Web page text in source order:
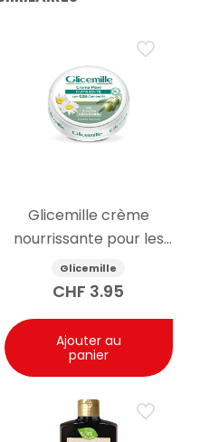
Glicemille crème
nourrissante pour les
mains glycérine et
camomille 100ml
Glicemille
CHF 3.95
Ajouter au
panier